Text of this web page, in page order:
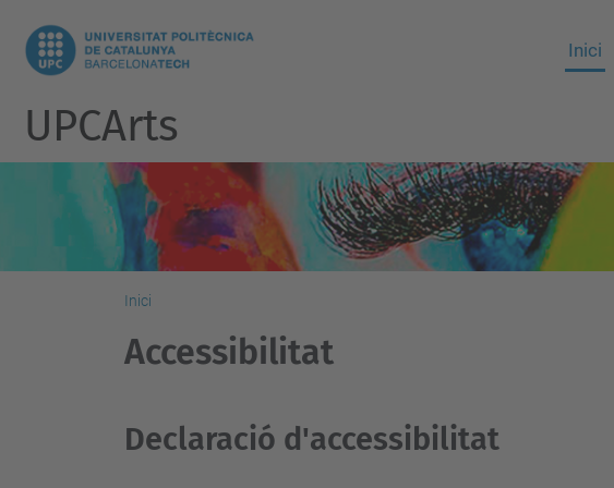
Inici
UPCArts
Inici
Accessibilitat
Declaració d'accessibilitat